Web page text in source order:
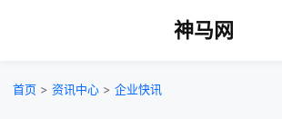
神马网
首页 > 资讯中心 > 企业快讯